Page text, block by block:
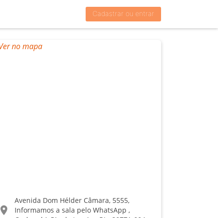
Cadastrar ou entrar
Avenida Dom Hélder Câmara, 5555,
Informamos a sala pelo WhatsApp ,